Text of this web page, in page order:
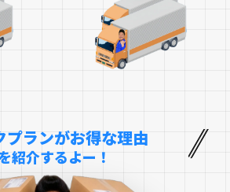
プランがお得な理由
紹介するよー！